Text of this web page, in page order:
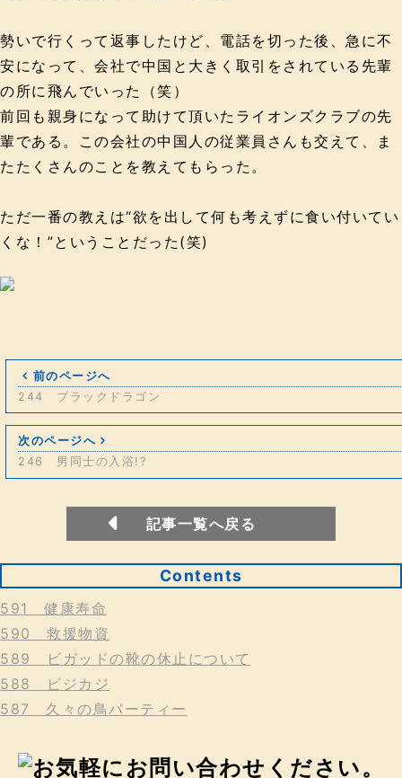
勢いで行くって返事したけど、電話を切った後、急に不
安になって、会社で中国と大きく取引をされている先輩
の所に飛んでいった（笑）
前回も親身になって助けて頂いたライオンズクラブの先
輩である。この会社の中国人の従業員さんも交えて、ま
たたくさんのことを教えてもらった。
ただ一番の教えは“欲を出して何も考えずに食い付いてい
くな！”ということだった(笑)
前のページへ
244 ブラックドラゴン
次のページへ
246 男同士の入浴!?
記事一覧へ戻る
Contents
591 健康寿命
590 救援物資
589 ビガッドの靴の休止について
588 ビジカジ
587 久々の鳥パーティー